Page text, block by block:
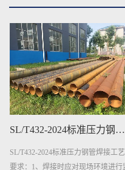
三层结构聚乙烯(3PE)防腐钢管质量检验
三层结构聚乙烯(3PE)防腐钢管质量检
验：1、钢管表面处理的质量检验：